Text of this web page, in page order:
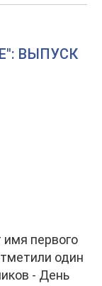
ВЫПУСК
имя первого
один
- День